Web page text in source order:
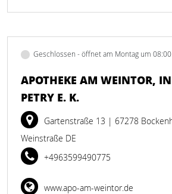
Geschlossen - öffnet am Montag um
APOTHEKE AM WEINTOR,
PETRY E. K.
Gartenstraße 13 | 67278
Weinstraße DE
+4963599490775
www.apo-am-weintor.de